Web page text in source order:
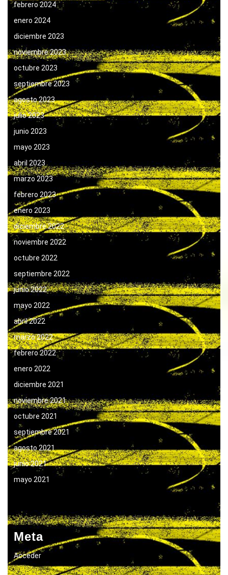
febrero 2024
enero 2024
diciembre 2023
noviembre 2023
octubre 2023
septiembre 2023
agosto 2023
julio 2023
junio 2023
mayo 2023
abril 2023
marzo 2023
febrero 2023
enero 2023
diciembre 2022
noviembre 2022
octubre 2022
septiembre 2022
junio 2022
mayo 2022
abril 2022
marzo 2022
febrero 2022
enero 2022
diciembre 2021
noviembre 2021
octubre 2021
septiembre 2021
agosto 2021
junio 2021
mayo 2021
Meta
Acceder